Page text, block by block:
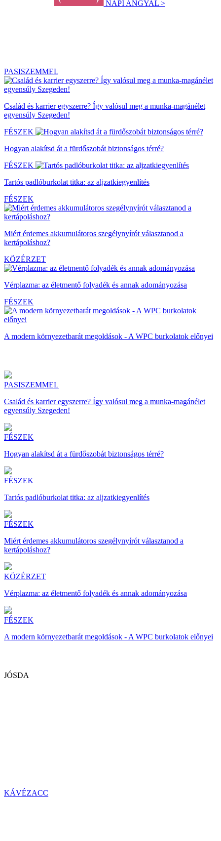
NAPI ANGYAL >
PASISZEMMEL
Család és karrier egyszerre? Így valósul meg a munka-magánélet
egyensúly Szegeden!
FÉSZEK
Hogyan alakítsd át a fürdőszobát biztonságos térré?
FÉSZEK
Tartós padlóburkolat titka: az aljzatkiegyenlítés
FÉSZEK
Miért érdemes akkumulátoros szegélynyírót választanod a
kertápoláshoz?
KÖZÉRZET
Vérplazma: az életmentő folyadék és annak adományozása
FÉSZEK
A modern környezetbarát megoldások - A WPC burkolatok előnyei
PASISZEMMEL
Család és karrier egyszerre? Így valósul meg a munka-magánélet
egyensúly Szegeden!
FÉSZEK
Hogyan alakítsd át a fürdőszobát biztonságos térré?
FÉSZEK
Tartós padlóburkolat titka: az aljzatkiegyenlítés
FÉSZEK
Miért érdemes akkumulátoros szegélynyírót választanod a
kertápoláshoz?
KÖZÉRZET
Vérplazma: az életmentő folyadék és annak adományozása
FÉSZEK
A modern környezetbarát megoldások - A WPC burkolatok előnyei
JÓSDA
KÁVÉZACC